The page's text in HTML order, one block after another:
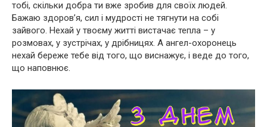
тобі, скільки добра ти вже зробив для своїх людей.
Бажаю здоров’я, сил і мудрості не тягнути на собі
зайвого. Нехай у твоєму житті вистачає тепла – у
розмовах, у зустрічах, у дрібницях. А ангел-охоронець
нехай береже тебе від того, що виснажує, і веде до того,
що наповнює.